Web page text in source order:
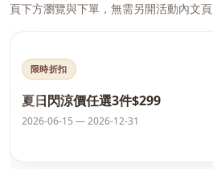
頁下方瀏覽與下單，無需另開活動內文頁
‹
限時折扣
夏日閃涼價任選3件$299
2026-06-15 — 2026-12-31